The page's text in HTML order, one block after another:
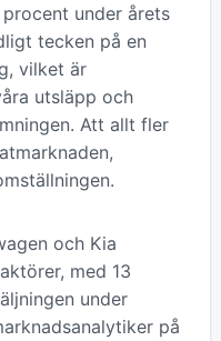
under årets
tecken på en
vilket är
utsläpp och
Att allt fler
och Kia
med 13
under
på